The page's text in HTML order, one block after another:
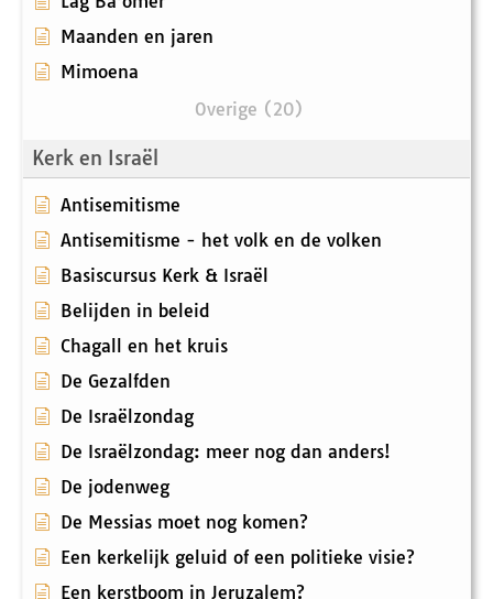
Maanden en jaren
Mimoena
Overige (20)
Kerk en Israël
Antisemitisme
Antisemitisme - het volk en de volken
Basiscursus Kerk & Israël
Belijden in beleid
Chagall en het kruis
De Gezalfden
De Israëlzondag
De Israëlzondag: meer nog dan anders!
De jodenweg
De Messias moet nog komen?
Een kerkelijk geluid of een politieke visie?
Een kerstboom in Jeruzalem?